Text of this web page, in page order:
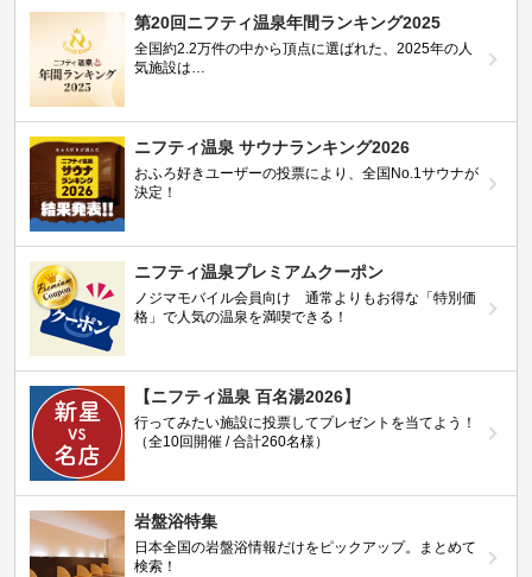
第20回ニフティ温泉年間ランキング2025
全国約2.2万件の中から頂点に選ばれた、2025年の人
気施設は…
ニフティ温泉 サウナランキング2026
おふろ好きユーザーの投票により、全国No.1サウナが
決定！
ニフティ温泉プレミアムクーポン
ノジマモバイル会員向け 通常よりもお得な「特別価
格」で人気の温泉を満喫できる！
【ニフティ温泉 百名湯2026】
行ってみたい施設に投票してプレゼントを当てよう！
（全10回開催 / 合計260名様）
岩盤浴特集
日本全国の岩盤浴情報だけをピックアップ。まとめて
検索！